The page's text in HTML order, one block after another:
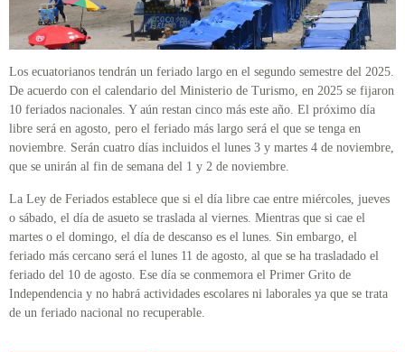
Los ecuatorianos tendrán un feriado largo en el segundo semestre del 2025.
De acuerdo con el calendario del Ministerio de Turismo, en 2025 se fijaron
10 feriados nacionales. Y aún restan cinco más este año. El próximo día
libre será en agosto, pero el feriado más largo será el que se tenga en
noviembre. Serán cuatro días incluidos el lunes 3 y martes 4 de noviembre,
que se unirán al fin de semana del 1 y 2 de noviembre.
La Ley de Feriados establece que si el día libre cae entre miércoles, jueves
o sábado, el día de asueto se traslada al viernes. Mientras que si cae el
martes o el domingo, el día de descanso es el lunes. Sin embargo, el
feriado más cercano será el lunes 11 de agosto, al que se ha trasladado el
feriado del 10 de agosto. Ese día se conmemora el Primer Grito de
Independencia y no habrá actividades escolares ni laborales ya que se trata
de un feriado nacional no recuperable.